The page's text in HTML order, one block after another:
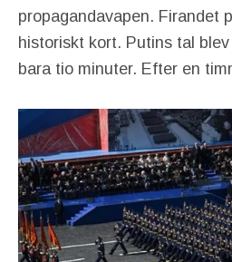
propagandavapen. Firandet
historiskt kort. Putins tal
bara tio minuter. Efter en